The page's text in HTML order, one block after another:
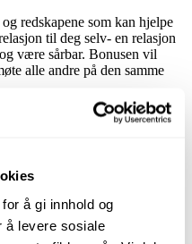
å gi innhold og
å levere sosiale
redskapene som kan hjelpe
til deg selv- en relasjon
være sårbar. Bonusen vil
alle andre på den samme